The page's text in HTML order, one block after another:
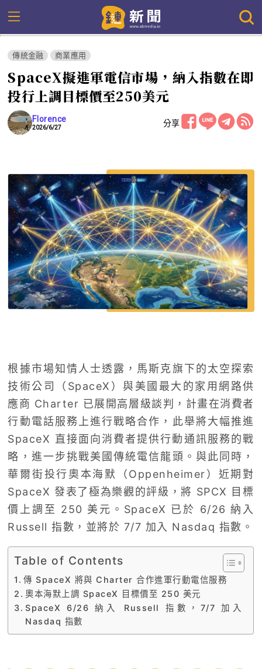
傳統金融 商業應用
SpaceX擬進軍電信市場，納入指數在即
投行上調目標價至250美元
Florence
2026/6/27 分享
根據市場知情人士透露，馬斯克旗下的太空探索
技術公司（SpaceX）與美國最大的家用網路供
應商 Charter 已展開高層級談判，計畫在消費者
行動電話服務上進行戰略合作，此舉將大幅推進
SpaceX 直接面向消費者提供行動通訊服務的戰
略，進一步挑戰美國傳統電信龍頭。與此同時，
華爾街投行奧本海默（Oppenheimer）近期對
SpaceX 發表了極為樂觀的評級，將 SPCX 目標
價上調至 250 美元。SpaceX 已於 6/26 納入
Russell 指數，並將於 7/7 加入 Nasdaq 指數。
Table of Contents
傳 SpaceX 將與 Charter 合作進軍行動電信服務
奧本海默上調 SpaceX 目標價至 250 美元
SpaceX 6/26 納入 Russell 指數，7/7 加入
Nasdaq 指數